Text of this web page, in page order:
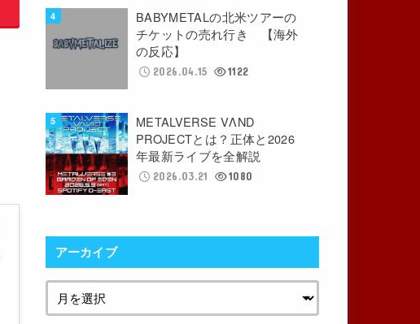
BABYMETALの北米ツアーの
チケットの売れ行き 【海外
の反応】
2026.04.15 1122
METALVERSE VΛND
PROJECTとは？正体と2026
年最新ライブを全解説
2026.03.21 1080
アーカイブ